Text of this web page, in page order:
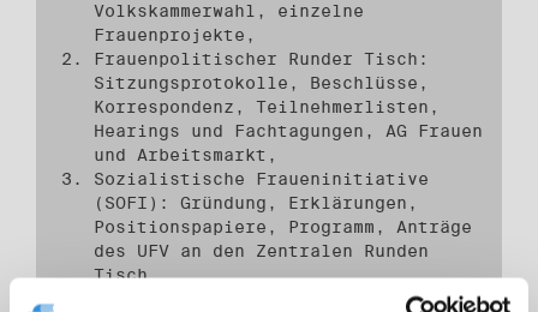
Volkskammerwahl, einzelne
Frauenprojekte,
Frauenpolitischer Runder Tisch:
Sitzungsprotokolle, Beschlüsse,
Korrespondenz, Teilnehmerlisten,
Hearings und Fachtagungen, AG Frauen
und Arbeitsmarkt,
Sozialistische Fraueninitiative
(SOFI): Gründung, Erklärungen,
Positionspapiere, Programm, Anträge
des UFV an den Zentralen Runden
Tisch.